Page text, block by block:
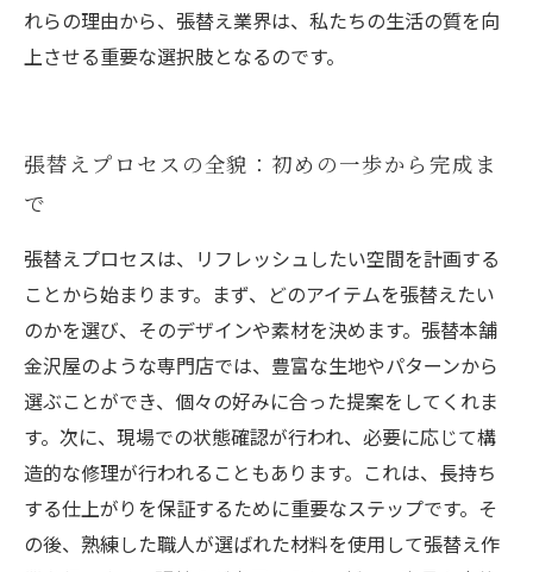
れらの理由から、張替え業界は、私たちの生活の質を向
上させる重要な選択肢となるのです。
張替えプロセスの全貌：初めの一歩から完成ま
で
張替えプロセスは、リフレッシュしたい空間を計画する
ことから始まります。まず、どのアイテムを張替えたい
のかを選び、そのデザインや素材を決めます。張替本舗
金沢屋のような専門店では、豊富な生地やパターンから
選ぶことができ、個々の好みに合った提案をしてくれま
す。次に、現場での状態確認が行われ、必要に応じて構
造的な修理が行われることもあります。これは、長持ち
する仕上がりを保証するために重要なステップです。そ
の後、熟練した職人が選ばれた材料を使用して張替え作